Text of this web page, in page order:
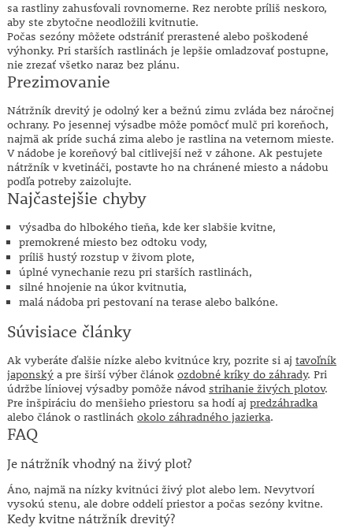
sa rastliny zahusťovali rovnomerne. Rez nerobte príliš neskoro,
aby ste zbytočne neodložili kvitnutie.
Počas sezóny môžete odstrániť prerastené alebo poškodené
výhonky. Pri starších rastlinách je lepšie omladzovať postupne,
nie zrezať všetko naraz bez plánu.
Prezimovanie
Nátržník drevitý je odolný ker a bežnú zimu zvláda bez náročnej
ochrany. Po jesennej výsadbe môže pomôcť mulč pri koreňoch,
najmä ak príde suchá zima alebo je rastlina na veternom mieste.
V nádobe je koreňový bal citlivejší než v záhone. Ak pestujete
nátržník v kvetináči, postavte ho na chránené miesto a nádobu
podľa potreby zaizolujte.
Najčastejšie chyby
výsadba do hlbokého tieňa, kde ker slabšie kvitne,
premokrené miesto bez odtoku vody,
príliš hustý rozstup v živom plote,
úplné vynechanie rezu pri starších rastlinách,
silné hnojenie na úkor kvitnutia,
malá nádoba pri pestovaní na terase alebo balkóne.
Súvisiace články
Ak vyberáte ďalšie nízke alebo kvitnúce kry, pozrite si aj tavoľník
japonskýa pre širší výber článok ozdobné kríky do záhrady. Pri
údržbe líniovej výsadby pomôže návod strihanie živých plotov.
Pre inšpiráciu do menšieho priestoru sa hodí aj predzáhradka
alebo článok o rastlinách okolo záhradného jazierka.
FAQ
Je nátržník vhodný na živý plot?
Áno, najmä na nízky kvitnúci živý plot alebo lem. Nevytvorí
vysokú stenu, ale dobre oddelí priestor a počas sezóny kvitne.
Kedy kvitne nátržník drevitý?